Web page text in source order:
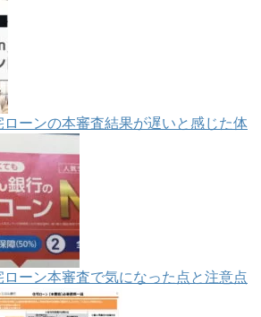
ーンの本審査結果が遅いと感じた体
ーン本審査で気になった点と注意点